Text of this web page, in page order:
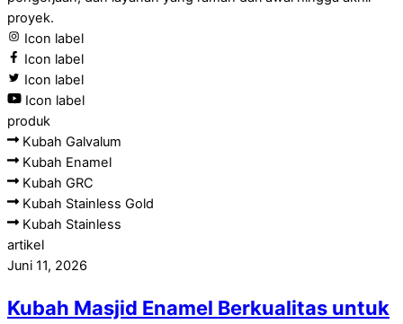
proyek.
Icon label
Icon label
Icon label
Icon label
produk
Kubah Galvalum
Kubah Enamel
Kubah GRC
Kubah Stainless Gold
Kubah Stainless
artikel
Juni 11, 2026
Kubah Masjid Enamel Berkualitas untuk